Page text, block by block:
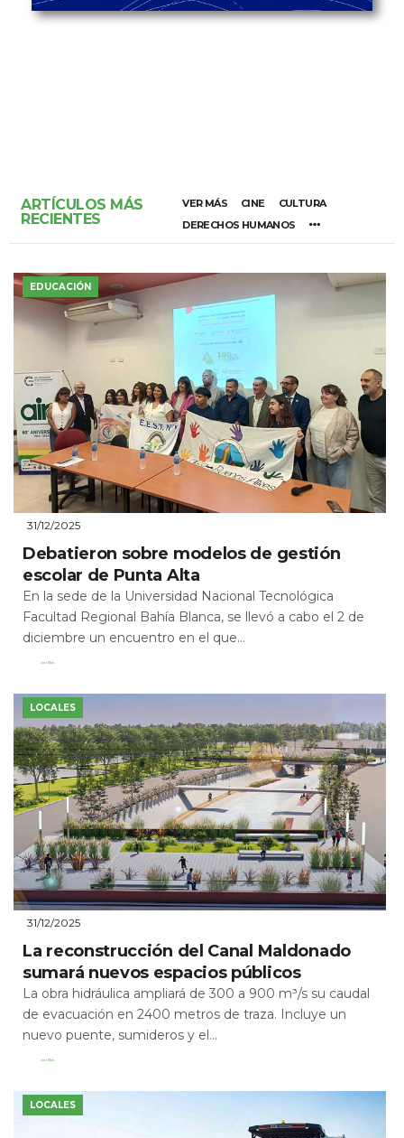
ARTÍCULOS MÁS
RECIENTES
VER MÁS CINE
CULTURA
DERECHOS HUMANOS
EDUCACIÓN
31/12/2025
Debatieron sobre modelos de gestión
escolar de Punta Alta
En la sede de la Universidad Nacional Tecnológica
Facultad Regional Bahía Blanca, se llevó a cabo el 2 de
diciembre un encuentro en el que...
Leer Más
LOCALES
31/12/2025
La reconstrucción del Canal Maldonado
sumará nuevos espacios públicos
La obra hidráulica ampliará de 300 a 900 m³/s su caudal
de evacuación en 2400 metros de traza. Incluye un
nuevo puente, sumideros y el...
Leer Más
LOCALES